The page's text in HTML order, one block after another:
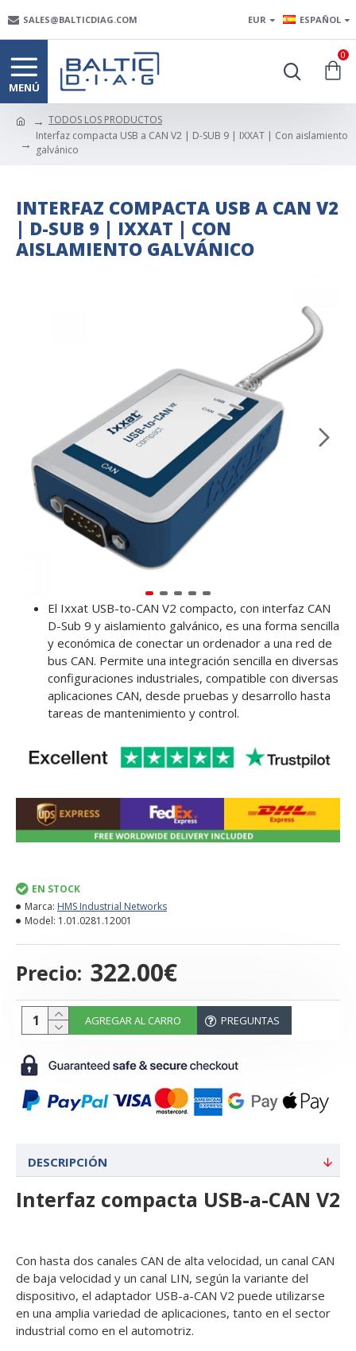
SALES@BALTICDIAG.COM EUR ESPAÑOL
0
TODOS LOS PRODUCTOS
Interfaz compacta USB a CAN V2 | D-SUB 9 | IXXAT | Con aislamiento
galvánico
INTERFAZ COMPACTA USB A CAN V2
| D-SUB 9 | IXXAT | CON
AISLAMIENTO GALVÁNICO
El Ixxat USB-to-CAN V2 compacto, con interfaz CAN
D-Sub 9 y aislamiento galvánico, es una forma sencilla
y económica de conectar un ordenador a una red de
bus CAN. Permite una integración sencilla en diversas
configuraciones industriales, compatible con diversas
aplicaciones CAN, desde pruebas y desarrollo hasta
tareas de mantenimiento y control.
Precio: 322.00€
EN STOCK
Marca: HMS Industrial Networks
Model: 1.01.0281.12001
AGREGAR AL CARRO PREGUNTAS
DESCRIPCIÓN
Interfaz compacta USB-a-CAN V2
Con hasta dos canales CAN de alta velocidad, un canal CAN
de baja velocidad y un canal LIN, según la variante del
dispositivo, el adaptador USB-a-CAN V2 puede utilizarse
en una amplia variedad de aplicaciones, tanto en el sector
industrial como en el automotriz.